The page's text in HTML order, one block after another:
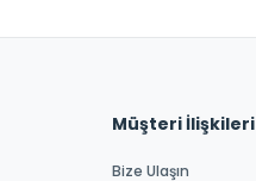
Müşteri İlişkileri
Bize Ulaşın